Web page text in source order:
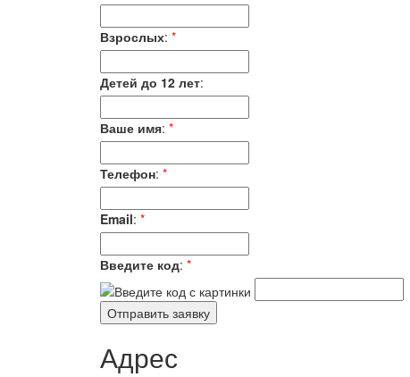
Взрослых: *
Детей до 12 лет:
Ваше имя: *
Телефон: *
Email: *
Введите код: *
Адрес